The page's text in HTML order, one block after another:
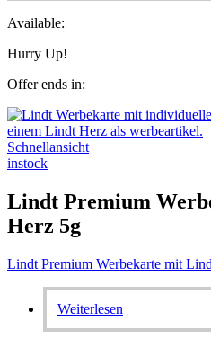
Available:
Hurry Up!
Offer ends in:
Schnellansicht
instock
Lindt Premium
Herz 5g
Lindt Premium Werbekarte mit
Weiterlesen